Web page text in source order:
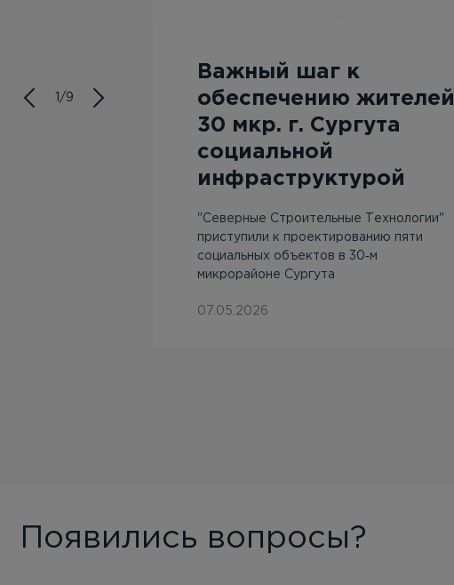
1/9
Важный шаг к
обеспечению жителей
30 мкр. г. Сургута
социальной
инфраструктурой
"Северные Строительные Технологии"
приступили к проектированию пяти
социальных объектов в 30‑м
микрорайоне Сургута
07.05.2026
Появились вопросы?